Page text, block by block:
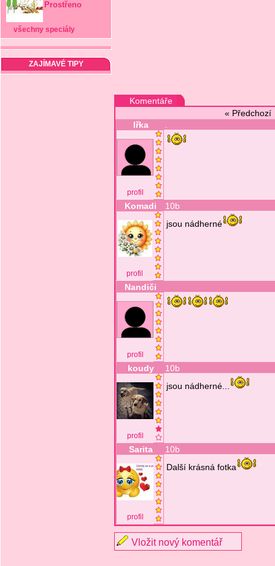
Prostřeno
všechny speciály
ZAJÍMAVÉ TIPY
Komentáře
«
Iřka
profil
Komadi 10b
profil
jsou nádherné
Nandiči
profil
koudy 10b
profil
jsou nádherné...
Sarita 10b
profil
Další krásná fotka
Vložit nový komentář